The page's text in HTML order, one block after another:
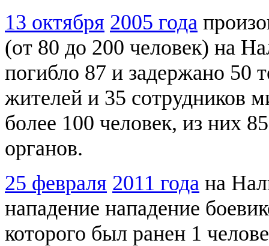
13 октября 2005 года
(от 80 до 200 человек) на
погибло 87 и задержано 50
жителей и 35 сотрудников
более 100 человек, из них
органов.
25 февраля 2011 года на
нападение нападение
которого был ранен 1